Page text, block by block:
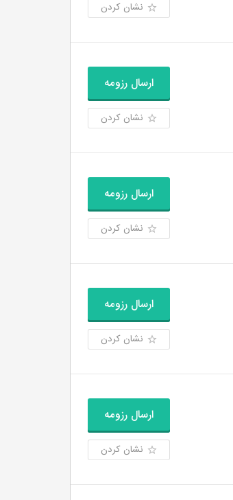
نشان کردن
ارسال رزومه
نشان کردن
ارسال رزومه
نشان کردن
ارسال رزومه
نشان کردن
ارسال رزومه
نشان کردن